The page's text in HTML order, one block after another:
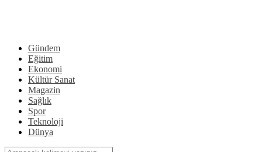
Gündem
Eğitim
Ekonomi
Kültür Sanat
Magazin
Sağlık
Spor
Teknoloji
Dünya